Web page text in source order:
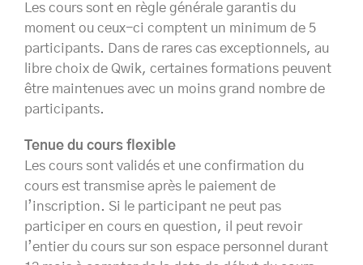
Les cours sont en règle générale garantis du
moment ou ceux-ci comptent un minimum de 5
participants. Dans de rares cas exceptionnels, au
libre choix de Qwik, certaines formations peuvent
être maintenues avec un moins grand nombre de
participants.
Tenue du cours flexible
Les cours sont validés et une confirmation du
cours est transmise après le paiement de
l’inscription. Si le participant ne peut pas
participer en cours en question, il peut revoir
l’entier du cours sur son espace personnel durant